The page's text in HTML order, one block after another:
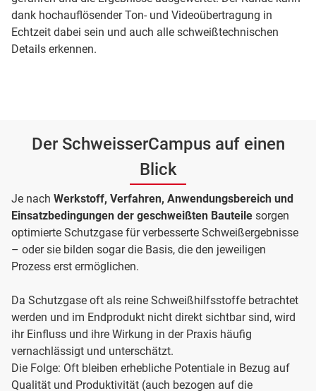
dank hochauflösender Ton- und Videoübertragung in
Echtzeit dabei sein und auch alle schweißtechnischen
Details erkennen.
Der SchweisserCampus auf einen
Blick
Je nach Werkstoff, Verfahren, Anwendungsbereich und
Einsatzbedingungen der geschweißten Bauteile sorgen
optimierte Schutzgase für verbesserte Schweißergebnisse
– oder sie bilden sogar die Basis, die den jeweiligen
Prozess erst ermöglichen.
Da Schutzgase oft als reine Schweißhilfsstoffe betrachtet
werden und im Endprodukt nicht direkt sichtbar sind, wird
ihr Einfluss und ihre Wirkung in der Praxis häufig
vernachlässigt und unterschätzt.
Die Folge: Oft bleiben erhebliche Potentiale in Bezug auf
Qualität und Produktivität (auch bezogen auf die